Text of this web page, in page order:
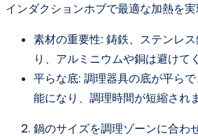
インダクションホブで最適な加熱を実
素材の重要性: 鋳鉄、ステンレ
り、アルミニウムや銅は避けて
平らな底: 調理器具の底が平ら
能になり、調理時間が短縮されま
鍋のサイズを調理ゾーンに合わ